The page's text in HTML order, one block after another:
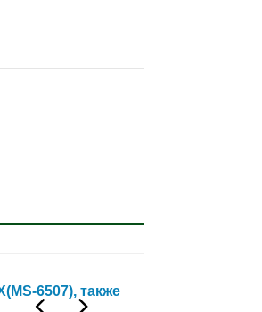
6507), также